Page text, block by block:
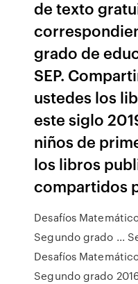
de texto
grado de
SEP.
ustedes los
este siglo
niños de
los libros
compartidos
Desafíos
Segundo grado ...
Desafíos
Segundo grado